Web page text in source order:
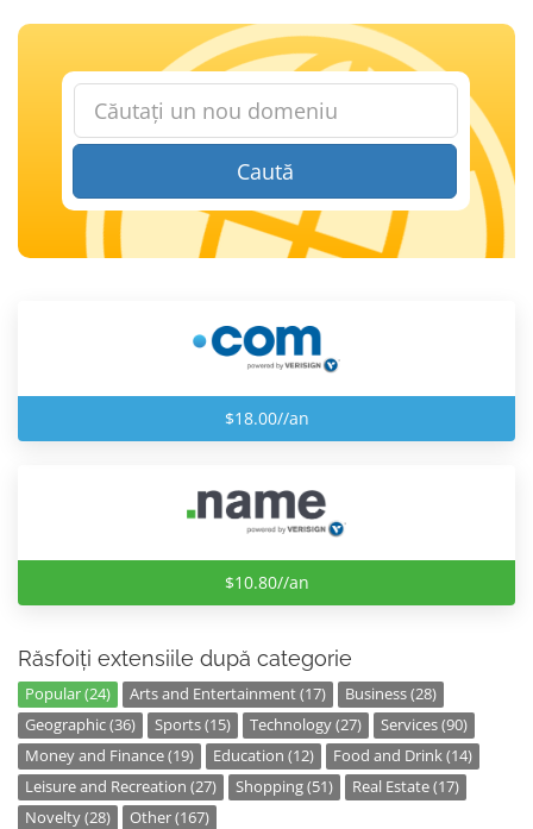
Caută
$18.00//an
$10.80//an
Răsfoiți extensiile după categorie
Popular (24) Arts and Entertainment (17)
Business (28)
Geographic (36)
Sports (15) Technology (27)
Services (90)
Money and Finance (19)
Education (12)
Food and Drink (14)
Leisure and Recreation (27)
Shopping (51)
Real Estate (17)
Novelty (28)
Other (167)